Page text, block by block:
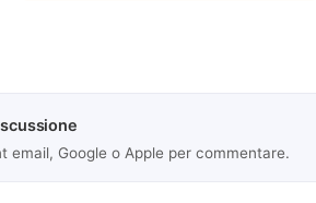
email, Google o Apple per commentare.